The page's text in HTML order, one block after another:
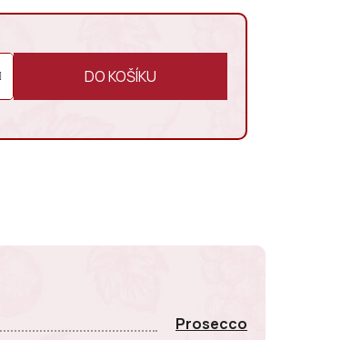
DO KOŠÍKU
Prosecco